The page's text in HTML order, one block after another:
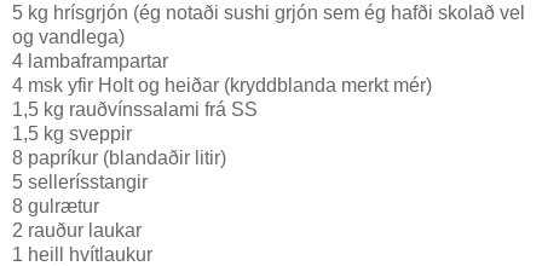
5 kg hrísgrjón (ég notaði sushi grjón sem ég hafði skolað vel
og vandlega)
4 lambaframpartar
4 msk yfir Holt og heiðar (kryddblanda merkt mér)
1,5 kg rauðvínssalami frá SS
1,5 kg sveppir
8 papríkur (blandaðir litir)
5 sellerísstangir
8 gulrætur
2 rauður laukar
1 heill hvítlaukur